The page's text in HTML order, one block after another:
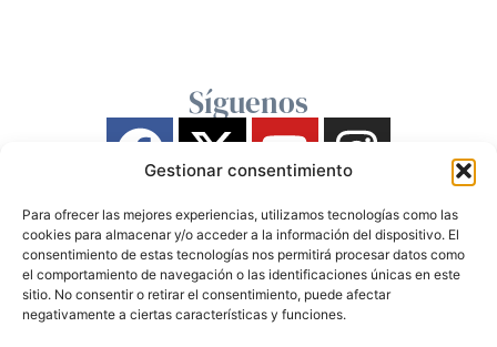
Gestionar consentimiento
Para ofrecer las mejores experiencias, utilizamos tecnologías como las
cookies para almacenar y/o acceder a la información del dispositivo. El
consentimiento de estas tecnologías nos permitirá procesar datos como
el comportamiento de navegación o las identificaciones únicas en este
sitio. No consentir o retirar el consentimiento, puede afectar
negativamente a ciertas características y funciones.
Síguenos